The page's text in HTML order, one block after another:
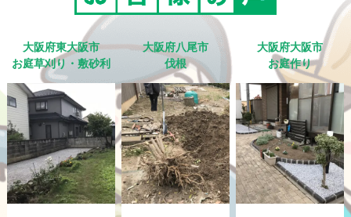
大阪府東大阪市
お庭草刈り・敷砂利
大阪府八尾市
伐根
大阪府大阪市
お庭作り